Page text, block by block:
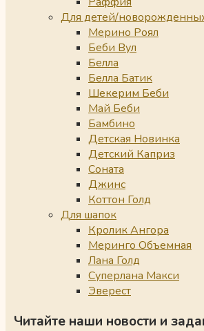
Для детей/
Мерино Роял
Беби Вул
Белла
Белла Батик
Шекерим Беби
Май Беби
Бамбино
Детская Новинка
Детский Каприз
Соната
Джинс
Коттон Голд
Для шапок
Кролик Ангора
Меринго Объемная
Лана Голд
Суперлана Макси
Эверест
Читайте наши новости и